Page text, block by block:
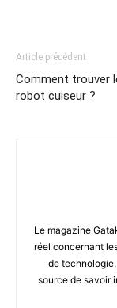
Article précédent
Comment trouver
robot cuiseur ?
Le magazine
réel concernant
de
source de savoir